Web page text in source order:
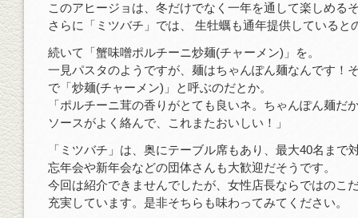
このアヒージョは、冬だけでなく一年を通して楽しめる
さらに「ミツバチ」では、 生牡蠣も通年提供していると
続いて「蟹味噌ポルチーニ炒麺(チャーメン)」を。
一見パスタのようですが、麺はちゃんぽん麺なんです！
で「炒麺(チャーメン)」と呼ぶのだとか。
「ポルチーニ茸の香りがとても良いネ。ちゃんぽん麺だ
ソースがよく絡んで、これまたおいしい！」
「ミツバチ」は、奥にテーブル席もあり、最大40名まで
忘年会や新年会などの団体さんも大歓迎だそうです。
今回は紹介できませんでしたが、女性店長ならではのこ
充実しています。是非そちらも味わってみてください。